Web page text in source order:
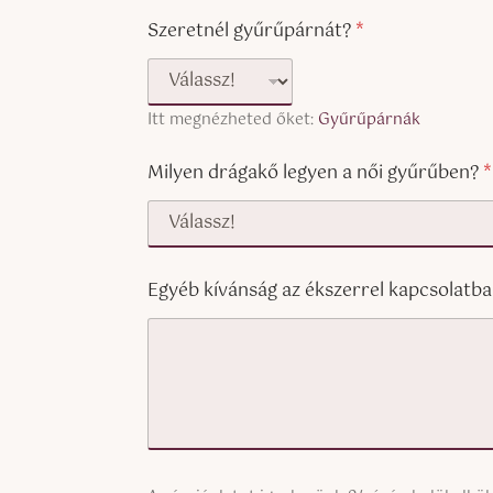
)
Szeretnél gyűrűpárnát?*
Itt megnézheted őket: Gyűrűpárnák
Milyen drágakő legyen a női gyűrűben?*
Egyéb kívánság az ékszerrel